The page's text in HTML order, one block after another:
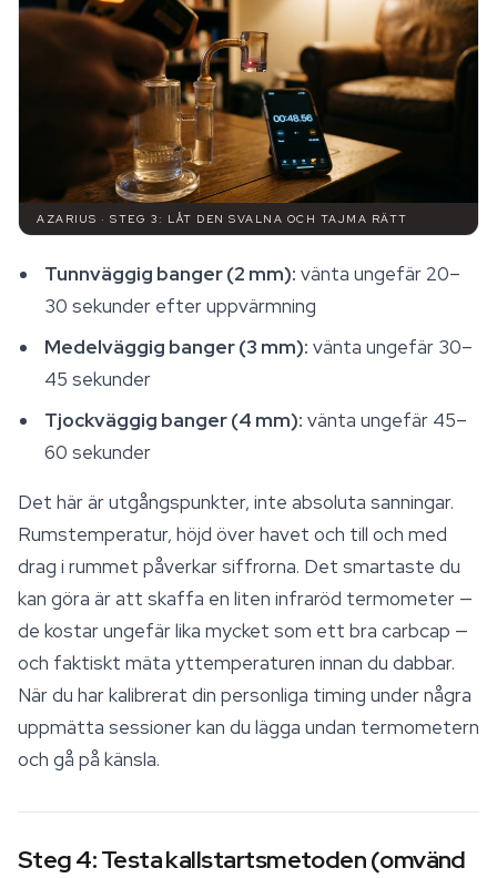
AZARIUS · STEG 3: LÅT DEN SVALNA OCH TAJMA RÄTT
Tunnväggig banger (2 mm): vänta ungefär 20–
30 sekunder efter uppvärmning
Medelväggig banger (3 mm): vänta ungefär 30–
45 sekunder
Tjockväggig banger (4 mm): vänta ungefär 45–
60 sekunder
Det här är utgångspunkter, inte absoluta sanningar.
Rumstemperatur, höjd över havet och till och med
drag i rummet påverkar siffrorna. Det smartaste du
kan göra är att skaffa en liten infraröd termometer —
de kostar ungefär lika mycket som ett bra carbcap —
och faktiskt mäta yttemperaturen innan du dabbar.
När du har kalibrerat din personliga timing under några
uppmätta sessioner kan du lägga undan termometern
och gå på känsla.
Steg 4: Testa kallstartsmetoden (omvänd